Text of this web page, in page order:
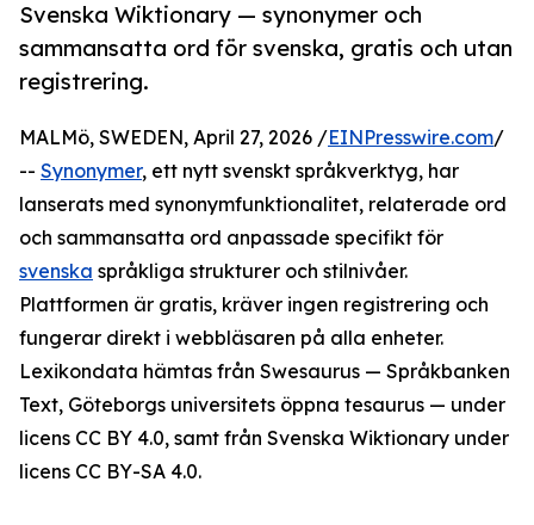
Svenska Wiktionary — synonymer och
sammansatta ord för svenska, gratis och utan
registrering.
MALMö, SWEDEN, April 27, 2026 /EINPresswire.com/
-- Synonymer, ett nytt svenskt språkverktyg, har
lanserats med synonymfunktionalitet, relaterade ord
och sammansatta ord anpassade specifikt för
svenska språkliga strukturer och stilnivåer.
Plattformen är gratis, kräver ingen registrering och
fungerar direkt i webbläsaren på alla enheter.
Lexikondata hämtas från Swesaurus — Språkbanken
Text, Göteborgs universitets öppna tesaurus — under
licens CC BY 4.0, samt från Svenska Wiktionary under
licens CC BY-SA 4.0.